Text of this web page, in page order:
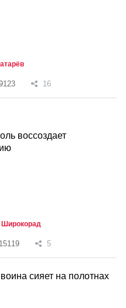
16
воссоздает
15119 5
сияет на полотнах